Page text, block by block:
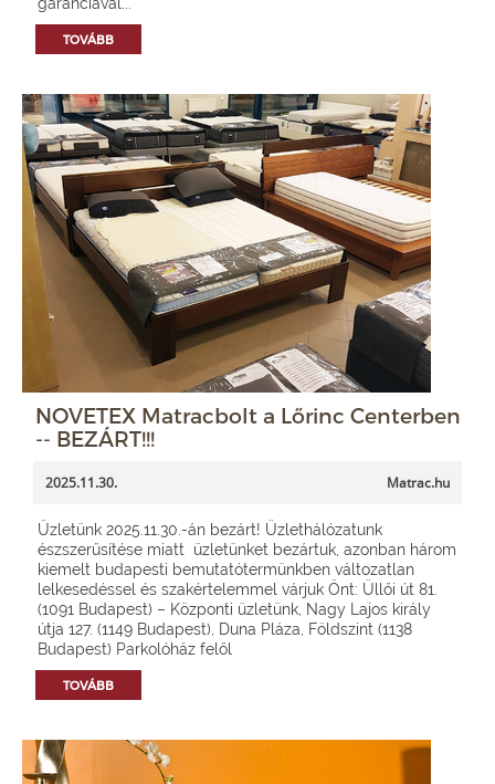
TOVÁBB
NOVETEX Matracbolt a Lőrinc Centerben
-- BEZÁRT!!!
2025.11.30. Matrac.hu
Üzletünk 2025.11.30.-án bezárt! Üzlethálózatunk
észszerűsítése miatt üzletünket bezártuk, azonban három
kiemelt budapesti bemutatótermünkben változatlan
lelkesedéssel és szakértelemmel várjuk Önt: Üllői út 81.
(1091 Budapest) – Központi üzletünk, Nagy Lajos király
útja 127. (1149 Budapest), Duna Pláza, Földszint (1138
Budapest) Parkolóház felől
TOVÁBB